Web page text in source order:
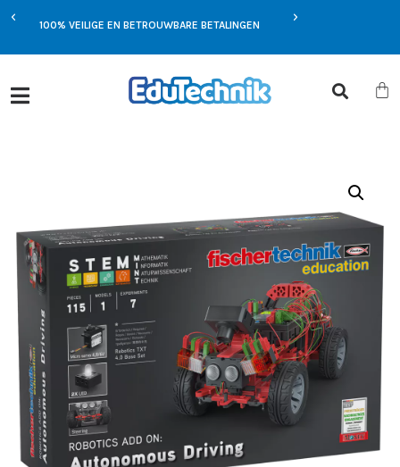
100% VEILIGE EN BETROUWBARE BETALINGEN
EXCLUSIEVE